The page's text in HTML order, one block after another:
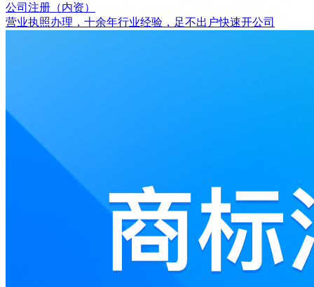
公司注册（内资）
营业执照办理，十余年行业经验，足不出户快速开公司